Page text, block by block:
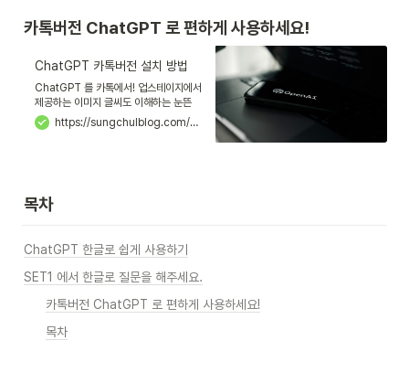
카톡버전 ChatGPT 로 편하게 사용하세요!
ChatGPT 카톡버전 설치 방법
ChatGPT 를 카톡에서! 업스테이지에서
제공하는 이미지 글씨도 이해하는 눈뜬
챗GPT를 만나보세요! 라고 소개하는 카
카오톡 버전 ChatGPT 설치 방법 알려
https://sungchulblog.com/ba29a1d3-6a83-4d60-8507-4548f4de0749
목차
ChatGPT 한글로 쉽게 사용하기
SET1 에서 한글로 질문을 해주세요.
카톡버전 ChatGPT 로 편하게 사용하세요!
목차